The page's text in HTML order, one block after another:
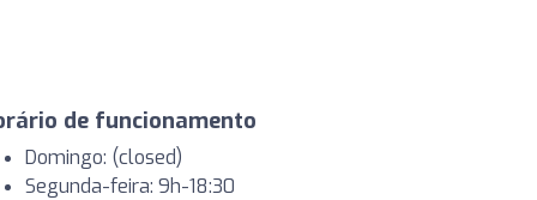
de funcionamento
Domingo: (closed)
Segunda-feira: 9h-18:30